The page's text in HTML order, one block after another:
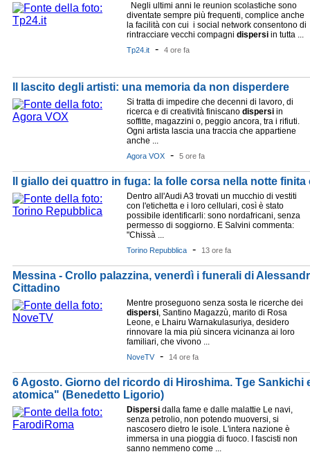
Negli ultimi anni le reunion scolastiche sono
diventate sempre più frequenti, complice anche
la facilità con cui i social network consentono di
rintracciare vecchi compagni dispersi in tutta ...
Tp24.it - 4 ore fa
Il lascito degli artisti: una memoria da non disperdere
Si tratta di impedire che decenni di lavoro, di
ricerca e di creatività finiscano dispersi in
soffitte, magazzini o, peggio ancora, tra i rifiuti.
Ogni artista lascia una traccia che appartiene
anche ...
Agora VOX - 5 ore fa
Il giallo dei quattro in fuga: la folle corsa nella notte
Dentro all'Audi A3 trovati un mucchio di vestiti
con l'etichetta e i loro cellulari, così è stato
possibile identificarli: sono nordafricani, senza
permesso di soggiorno. E Salvini commenta:
"Chissà ...
Torino Repubblica - 13 ore fa
Messina - Crollo palazzina, venerdì i funerali di
Cittadino
Mentre proseguono senza sosta le ricerche dei
dispersi, Santino Magazzù, marito di Rosa
Leone, e Lhairu Warnakulasuriya, desidero
rinnovare la mia più sincera vicinanza ai loro
familiari, che vivono ...
NoveTV- 14 ore fa
6 Agosto. Giorno del ricordo di Hiroshima. Tge Sankichi
atomica" (Benedetto Ligorio)
Dispersi dalla fame e dalle malattie Le navi,
senza petrolio, non potendo muoversi, si
nascosero dietro le isole. L'intera nazione è
immersa in una pioggia di fuoco. I fascisti non
sanno nemmeno come ...